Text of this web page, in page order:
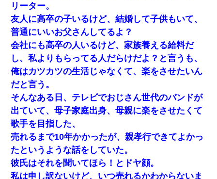
リーター。
友人に高卒の子いるけど、結婚して子供もいて、
普通にいいお父さんしてるよ？
会社にも高卒の人いるけど、家族養える給料だ
し、私よりもらってる人だらけだよ？と言うも、
俺はカツカツの生活じゃなくて、楽をさせたいん
だと言う。
そんなある日、テレビでおじさん世代のバンドが
出ていて、母子家庭出身、母親に楽をさせたくて
歌手を目指した、
売れるまで10年かかったが、親孝行できてよかっ
たというような話をしていた。
彼氏はそれを聞いてほら！とドヤ顔。
私は申し訳ないけど、いつ売れるかわからないま